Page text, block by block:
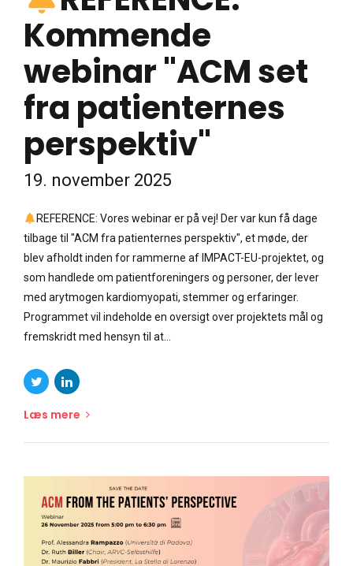
Kommende
webinar "ACM set
fra patienternes
perspektiv"
19. november 2025
REFERENCE: Vores webinar er på vej! Der var kun få dage
tilbage til "ACM fra patienternes perspektiv", et møde, der
blev afholdt inden for rammerne af IMPACT-EU-projektet, og
som handlede om patientforeningers og personer, der lever
med arytmogen kardiomyopati, stemmer og erfaringer.
Programmet vil indeholde en oversigt over projektets mål og
fremskridt med hensyn til at...
Læs mere